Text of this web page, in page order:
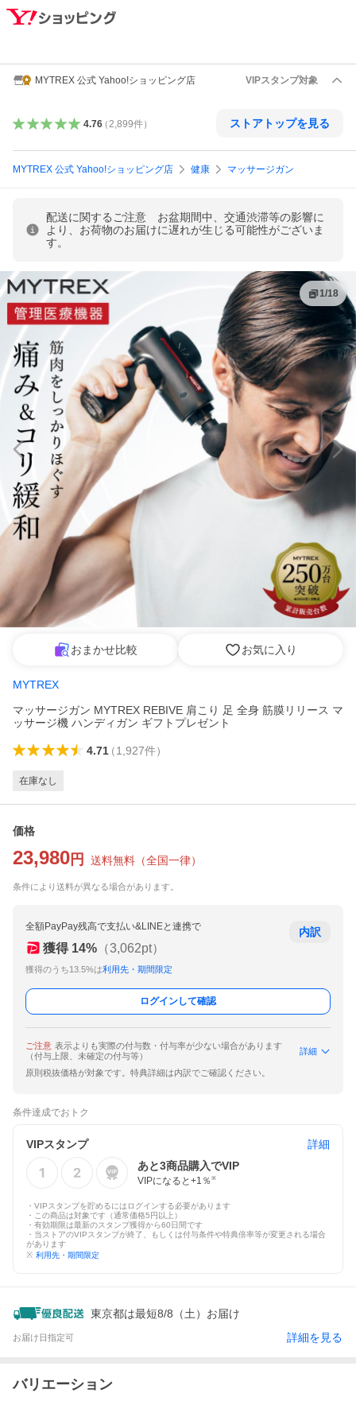
MYTREX 公式 Yahoo!ショッピング店 VIPスタンプ対象
4.76（ 2,899件） ストアトップを見る
MYTREX 公式 Yahoo!ショッピング店 健康 マッサージガン
配送に関するご注意 お盆期間中、交通渋滞等の影響に
より、お荷物のお届けに遅れが生じる可能性がございま
す。
1/18
おまかせ比較 お気に入り
MYTREX
マッサージガン MYTREX REBIVE 肩こり 足 全身 筋膜リリース マ
ッサージ機 ハンディガン ギフトプレゼント
4.71（1,927件）
在庫なし
価格
23,980 円 送料無料 （全国一律）
条件により送料が異なる場合があります。
全額PayPay残高で支払い&LINEと連携で
獲得 14% （3,062pt）
獲得のうち13.5%は利用先・期間限定
内訳
ログインして確認
ご注意 表示よりも実際の付与数・付与率が少ない場合があります
（付与上限、未確定の付与等）
詳細
原則税抜価格が対象です。特典詳細は内訳でご確認ください。
条件達成でおトク
VIPスタンプ
詳細
あと3商品購入でVIP
VIPになると+1 ％ ※
・VIPスタンプを貯めるにはログインする必要があります
・この商品は対象です（通常価格5円以上）
・有効期限は最新のスタンプ獲得から60日間です
・当ストアのVIPスタンプが終了、もしくは付与条件や特典倍率等が変更される場合
があります
※ 利用先・期間限定
東京都は最短8/8（土）お届け
お届け日指定可 詳細を見る
バリエーション